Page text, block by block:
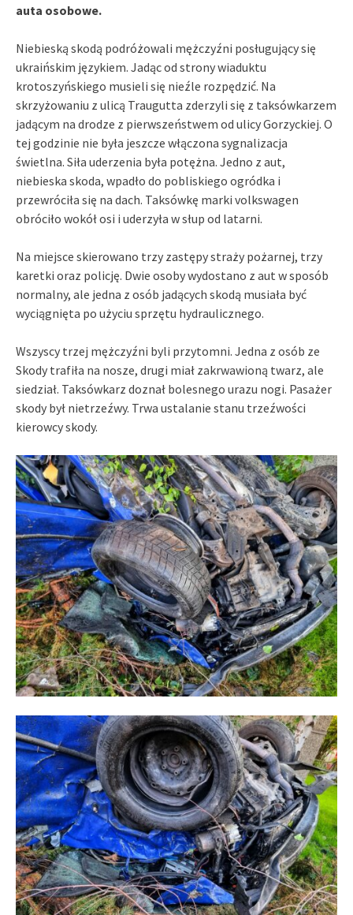
auta osobowe.
Niebieską skodą podróżowali mężczyźni posługujący się
ukraińskim językiem. Jadąc od strony wiaduktu
krotoszyńskiego musieli się nieźle rozpędzić. Na
skrzyżowaniu z ulicą Traugutta zderzyli się z taksówkarzem
jadącym na drodze z pierwszeństwem od ulicy Gorzyckiej. O
tej godzinie nie była jeszcze włączona sygnalizacja
świetlna. Siła uderzenia była potężna. Jedno z aut,
niebieska skoda, wpadło do pobliskiego ogródka i
przewróciła się na dach. Taksówkę marki volkswagen
obróciło wokół osi i uderzyła w słup od latarni.
Na miejsce skierowano trzy zastępy straży pożarnej, trzy
karetki oraz policję. Dwie osoby wydostano z aut w sposób
normalny, ale jedna z osób jadących skodą musiała być
wyciągnięta po użyciu sprzętu hydraulicznego.
Wszyscy trzej mężczyźni byli przytomni. Jedna z osób ze
Skody trafiła na nosze, drugi miał zakrwawioną twarz, ale
siedział. Taksówkarz doznał bolesnego urazu nogi. Pasażer
skody był nietrzeźwy. Trwa ustalanie stanu trzeźwości
kierowcy skody.